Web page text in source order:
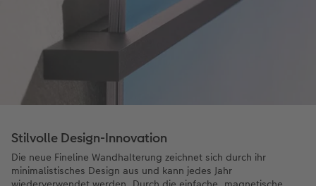
Stilvolle Design-Innovation
Die neue Fineline Wandhalterung zeichnet sich durch ihr
minimalistisches Design aus und kann jedes Jahr